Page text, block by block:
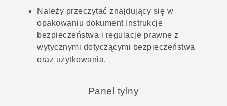
Należy przeczytać znajdujący się w
opakowaniu dokument Instrukcje
bezpieczeństwa i regulacje prawne z
wytycznymi dotyczącymi bezpieczeństwa
oraz użytkowania.
Panel tylny